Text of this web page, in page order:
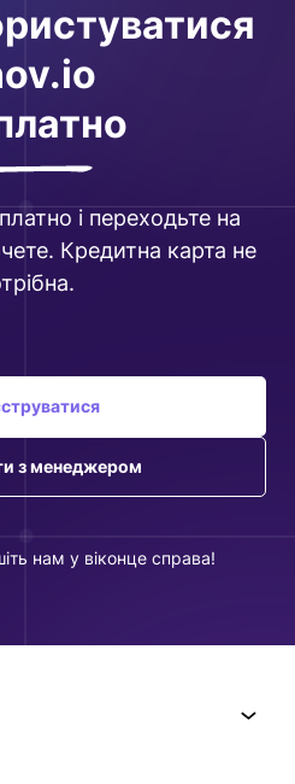
і переходьте на
Кредитна карта не
з менеджером
нам у віконце справа!